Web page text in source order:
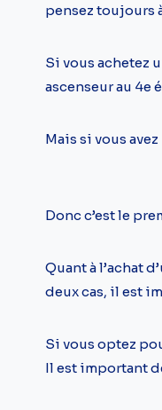
pensez toujours
Si vous achetez
ascenseur au 4e
Mais si vous
Donc c’est le
Quant à l’achat
deux cas, il est
Si vous optez
Il est important